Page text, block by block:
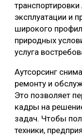
эксплуатации и
широкого
природных
услуга
Аутсорсинг
ремонту и
Это позволяет
кадры на
задач. Чтобы
техники,